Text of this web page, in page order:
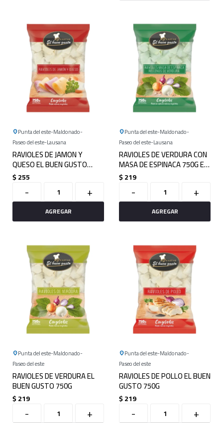
Punta del este Maldonado
Paseo del este Lausana
RAVIOLES DE JAMON Y
QUESO EL BUEN GUSTO
750G
$255
- +
Punta del este Maldonado
Paseo del este Lausana
RAVIOLES DE VERDURA CON
MASA DE ESPINACA 750G EL
BUEN GUSTO
$219
- +
Punta del este Maldonado
Paseo del este
RAVIOLES DE VERDURA EL
BUEN GUSTO 750G
$219
- +
Punta del este Maldonado
Paseo del este
RAVIOLES DE POLLO EL BUEN
GUSTO 750G
$219
- +